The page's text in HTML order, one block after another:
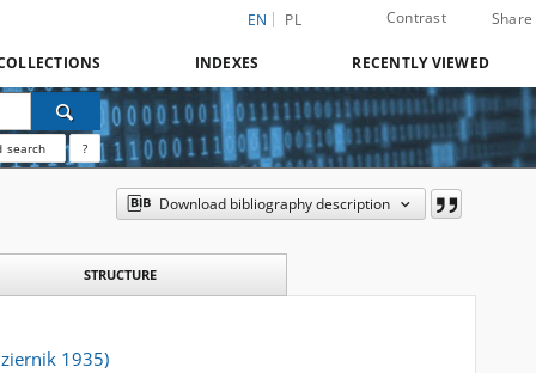
EN PL Contrast Share
INDEXES RECENTLY VIEWED
search ?
Download bibliography description
STRUCTURE
1935)